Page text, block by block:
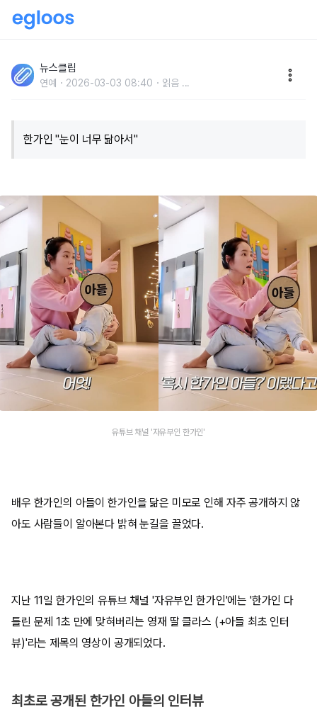
인, 아들의 미모 오랜만에 공개(+아들 사진)
뉴스클립
연예 2026-03-03 08:40 읽음 ...
한가인 "눈이 너무 닮아서"
유튜브 채널 '자유부인 한가인'
배우 한가인의 아들이 한가인을 닮은 미모로 인해 자주 공개하지 않
아도 사람들이 알아본다 밝혀 눈길을 끌었다.
지난 11일 한가인의 유튜브 채널 '자유부인 한가인'에는 '한가인 다
틀린 문제 1초 만에 맞혀버리는 영재 딸 클라스 (+아들 최초 인터
뷰)'라는 제목의 영상이 공개되었다.
최초로 공개된 한가인 아들의 인터뷰